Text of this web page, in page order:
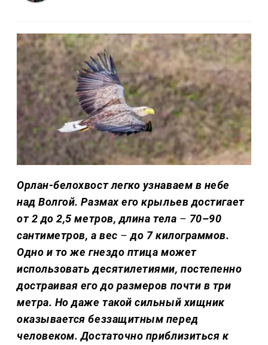
Орлан-белохвост легко узнаваем в небе
над Волгой. Размах его крыльев достигает
от 2 до 2,5 метров, длина тела – 70–90
сантиметров, а вес – до 7 килограммов.
Одно и то же гнездо птица может
использовать десятилетиями, постепенно
достраивая его до размеров почти в три
метра. Но даже такой сильный хищник
оказывается беззащитным перед
человеком. Достаточно приблизиться к